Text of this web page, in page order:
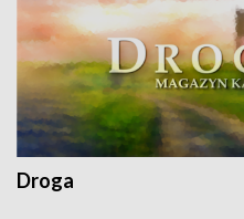
Droga